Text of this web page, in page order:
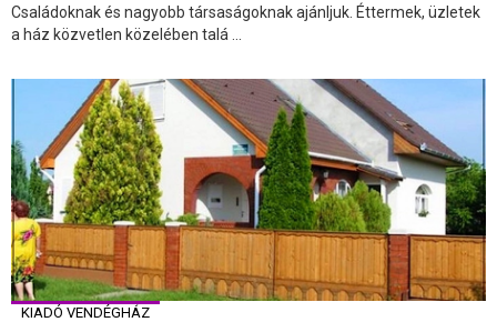
Családoknak és nagyobb társaságoknak ajánljuk. Éttermek, üzletek
a ház közvetlen közelében talá ...
KIADÓ VENDÉGHÁZ